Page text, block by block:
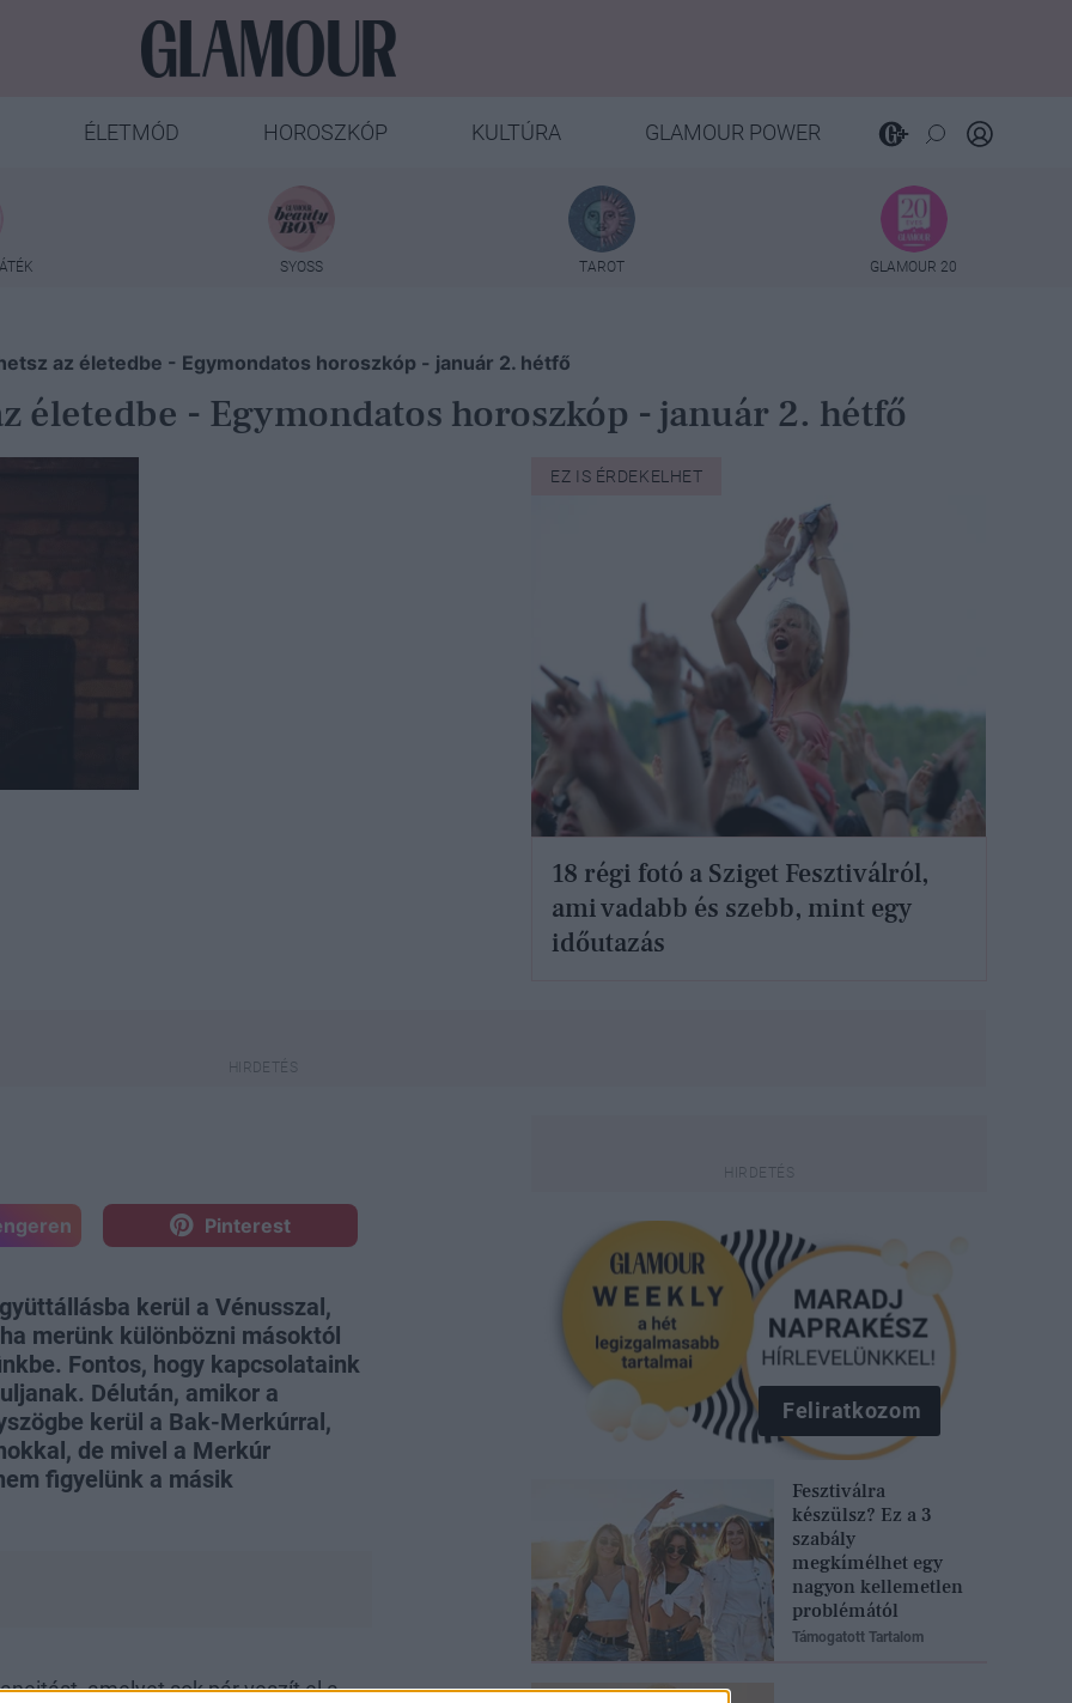
ÉLETMÓD HOROSZKÓP KULTÚRA GLAMOUR POWER
SYOSS TAROT GLAMOUR 20
az életedbe - Egymondatos horoszkóp - január 2. hétfő
életedbe - Egymondatos horoszkóp - január 2. hétfő
EZ IS ÉRDEKELHET
18 régi fotó a Sziget Fesztiválról,
ami vadabb és szebb, mint egy
időutazás
Pinterest
kerül a Vénusszal,
merünk különbözni másoktól
Fontos, hogy kapcsolataink
Délután, amikor a
kerül a Bak-Merkúrral,
de mivel a Merkúr
figyelünk a másik
amelyet sok pár veszít el a
Feliratkozom
Fesztiválra
készülsz? Ez a 3
szabály
megkímélhet egy
nagyon kellemetlen
problémától
Támogatott Tartalom